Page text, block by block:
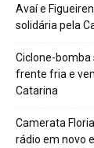
Avaí e
solidária pela
Ciclone-bomba
frente fria e
Catarina
Camerata
rádio em novo